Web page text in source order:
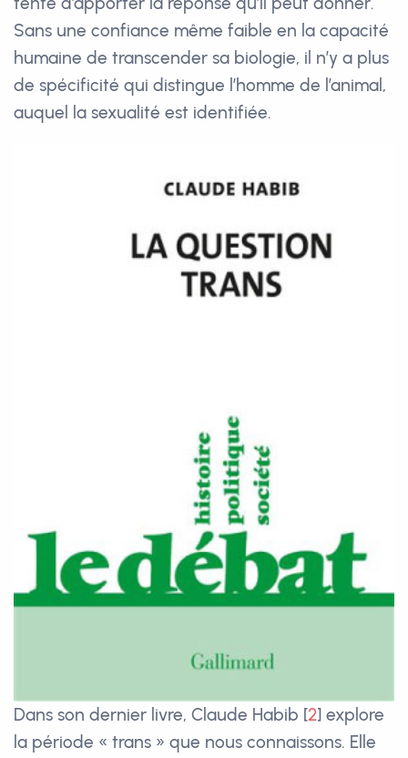
Sans une confiance même faible en la capacité
humaine de transcender sa biologie, il n’y a plus
de spécificité qui distingue l’homme de l’animal,
auquel la sexualité est identifiée.
Dans son dernier livre, Claude Habib [2] explore
la période « trans » que nous connaissons. Elle